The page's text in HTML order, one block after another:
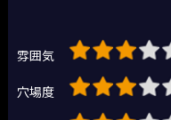
雰囲気
穴場度